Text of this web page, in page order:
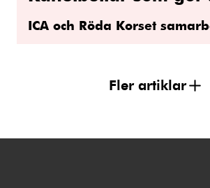
ICA och Röda Korset
Fler artiklar